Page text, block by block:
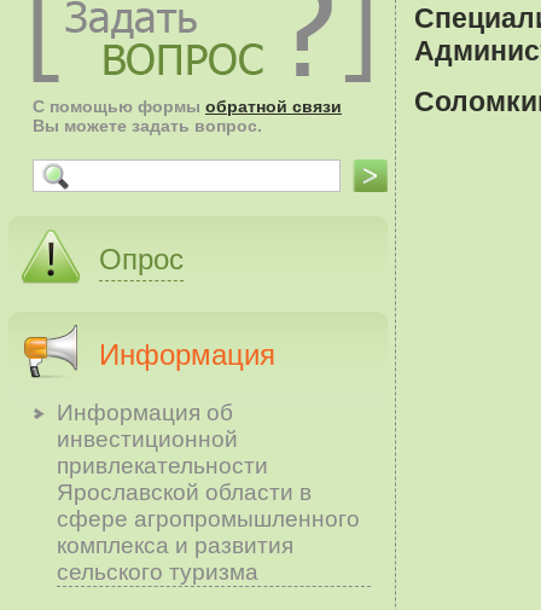
С помощью формы обратной связи
Вы можете задать вопрос.
Опрос
Информация
Информация об
инвестиционной
привлекательности
Ярославской области в
сфере агропромышленного
комплекса и развития
сельского туризма